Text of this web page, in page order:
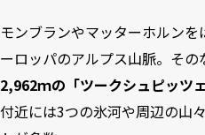
モンブランやマッターホルン
ーロッパのアルプス山脈。その
2,962ｍの「ツークシュピッツ
付近には3つの氷河や周辺の山